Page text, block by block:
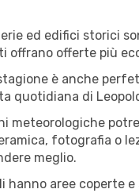
ed edifici storici
offrano offerte più
è anche
quotidiana di
meteorologiche
fotografia o
meglio.
hanno aree coperte